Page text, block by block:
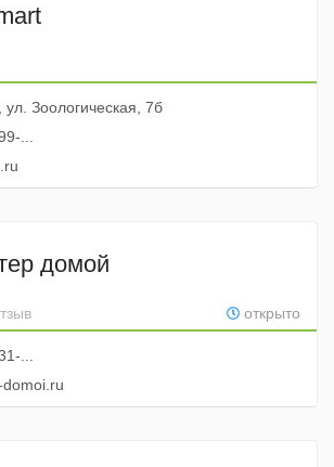
ул. Зоологическая, 7б
...
домой
открыто
...